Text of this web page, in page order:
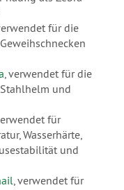
für die
, verwendet für die
und
für
Wasserhärte,
und
, verwendet für